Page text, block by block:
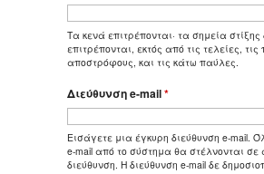
Τα κενά επιτρέπονται· τα σημεία στίξης
επιτρέπονται, εκτός από τις τελείες, τις
αποστρόφους, και τις κάτω παύλες.
Διεύθυνση e-mail*
Εισάγετε μια έγκυρη διεύθυνση e-mail.
e-mail από το σύστημα θα στέλνονται σε
διεύθυνση. Η διεύθυνση e-mail δε